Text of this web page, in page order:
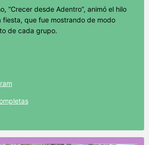
“Crecer desde Adentro”, animó el hilo
que fue mostrando de modo
de cada grupo.